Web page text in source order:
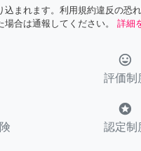
まれます。利用規約違反の恐
合は通報してください。
詳細
tag_faces
評価制
stars
認定制